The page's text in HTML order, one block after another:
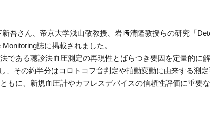
吾さん、帝京大学浅山敬教授、岩﨑清隆教授らの研究「
誌に掲載されました。
である聴診法血圧測定の再現性とばらつき要因を定量的に
、その約半分はコロトコフ音判定や拍動変動に由来する測
もに、新規血圧計やカフレスデバイスの信頼性評価に重要